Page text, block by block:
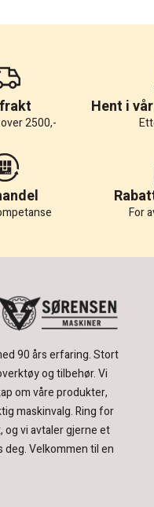
2500,-
Hent i
For
90 års erfaring.Stort
og tilbehør.Vi
om våre produkter,
maskinvalg. Ring for
og vi avtaler gjerne et
deg.Velkommen til en